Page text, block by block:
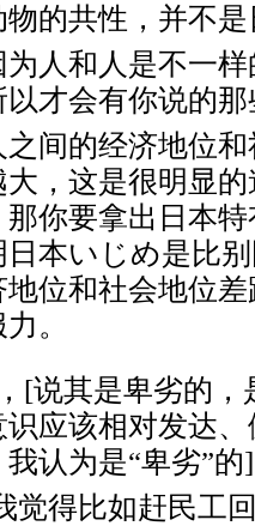
物的共性，并不
为人和人是不一
以才会有你说的
之间的经济地位
大，这是很明显
那你要拿出日本
日本いじめ是比
地位和社会地位
。
[说其是卑劣的
识应该相对发达
认为是“卑劣”的]
觉得比如赶民工